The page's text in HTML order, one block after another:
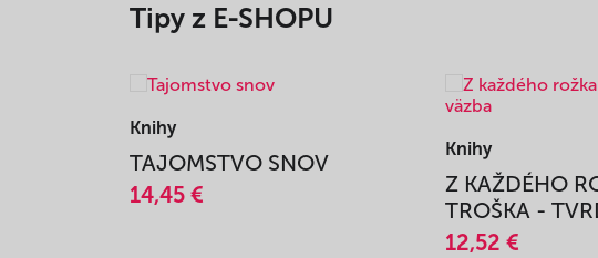
Tipy z E-SHOPU
Knihy
TAJOMSTVO SNOV
14,45 €
Knihy
Z KAŽDÉHO
TROŠKA -
12,52 €